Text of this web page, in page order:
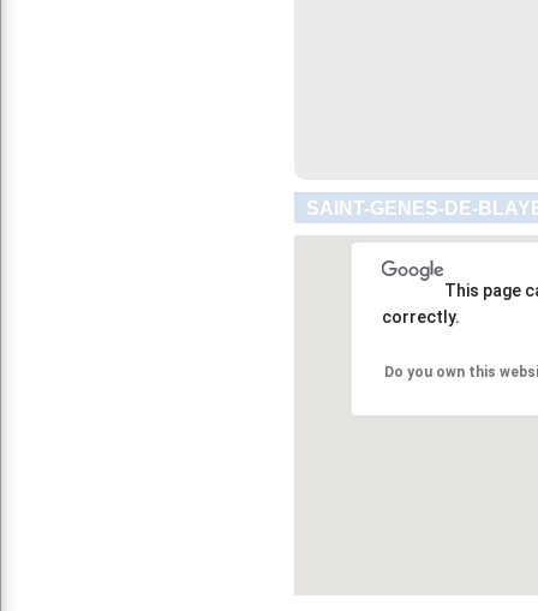
SAINT-GENES-DE-
This page
correctly.
Do you own this